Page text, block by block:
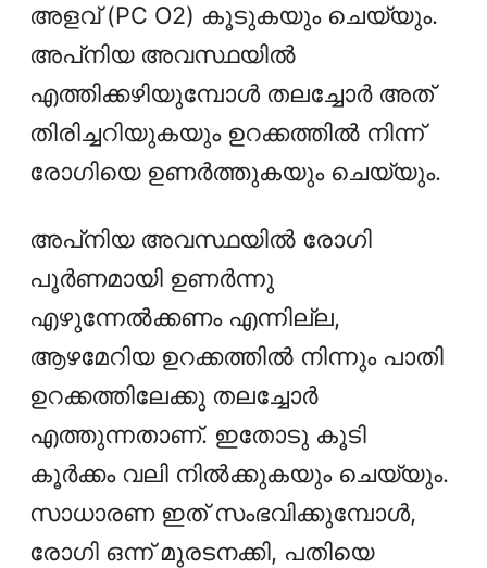
അളവ് (PC O2) കൂടുകയും ചെയ്യും.
അപ്‌നിയ അവസ്ഥയില്‍
എത്തിക്കഴിയുമ്പോള്‍ തലച്ചോര്‍ അത്
തിരിച്ചറിയുകയും ഉറക്കത്തിൽ നിന്ന്
രോഗിയെ ഉണര്‍ത്തുകയും ചെയ്യും.
അപ്‌നിയ അവസ്ഥയില്‍ രോഗി
പൂർണമായി ഉണർന്നു
എഴുന്നേൽക്കണം എന്നില്ല,
ആഴമേറിയ ഉറക്കത്തിൽ നിന്നും പാതി
ഉറക്കത്തിലേക്കു തലച്ചോര്‍
എത്തുന്നതാണ്. ഇതോടു കൂടി
കൂർക്കം വലി നിൽക്കുകയും ചെയ്യും.
സാധാരണ ഇത് സംഭവിക്കുമ്പോൾ,
രോഗി ഒന്ന് മുരടനക്കി, പതിയെ